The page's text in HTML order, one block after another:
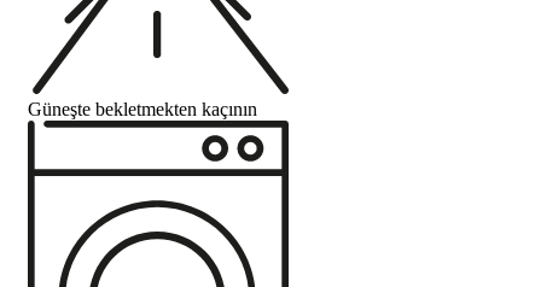
Güneşte bekletmekten kaçının